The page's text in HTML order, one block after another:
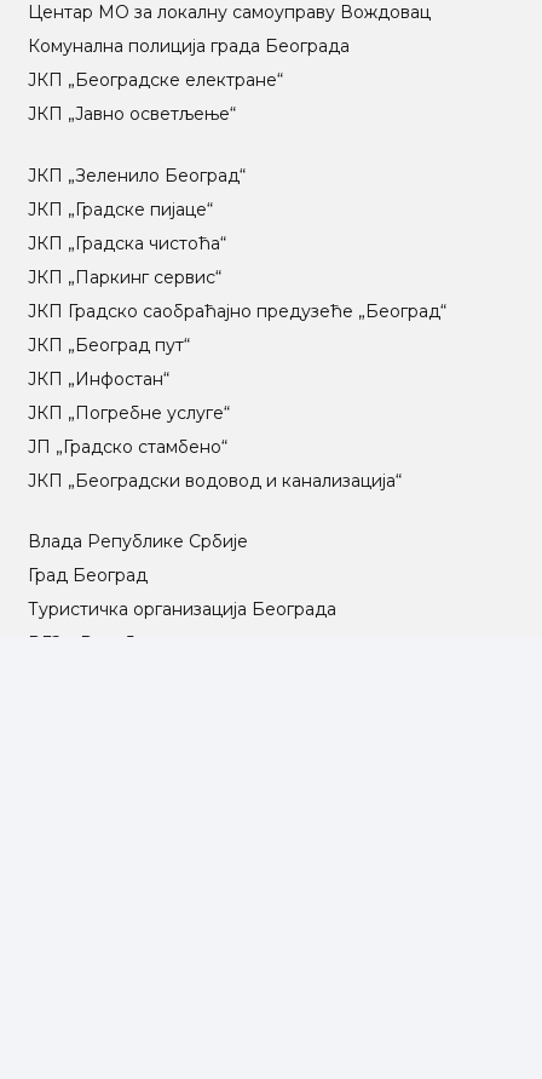
Центар МO за локалну самоуправу Вождовац
Комунална полиција града Београда
ЈКП „Београдске електране“
ЈКП „Јавно осветљење“
ЈКП „Зеленило Београд“
ЈКП „Градске пијаце“
ЈКП „Градска чистоћа“
ЈКП „Паркинг сервис“
ЈКП Градско саобраћајно предузеће „Београд“
ЈКП „Београд пут“
ЈКП „Инфостан“
ЈКП „Погребне услуге“
ЈП „Градско стамбено“
ЈКП „Београдски водовод и канализација“
Влада Републике Србије
Град Београд
Туристичка организација Београда
РГЗ – Републички геодетски завод